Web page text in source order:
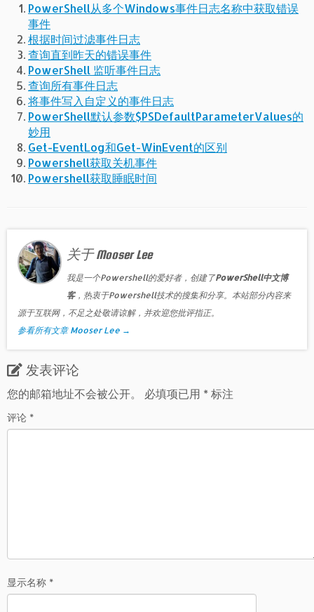
PowerShell从多个Windows事件日志名称中获取错误
事件
根据时间过滤事件日志
查询直到昨天的错误事件
PowerShell 监听事件日志
查询所有事件日志
将事件写入自定义的事件日志
PowerShell默认参数$PSDefaultParameterValues的
妙用
Get-EventLog和Get-WinEvent的区别
Powershell获取关机事件
Powershell获取睡眠时间
关于 Mooser Lee
我是一个Powershell的爱好者，创建了PowerShell中文博
客，热衷于Powershell技术的搜集和分享。本站部分内容来
源于互联网，不足之处敬请谅解，并欢迎您批评指正。
参看所有文章 Mooser Lee →
发表评论
您的邮箱地址不会被公开。
必填项已用 *标注
评论 *
显示名称 *